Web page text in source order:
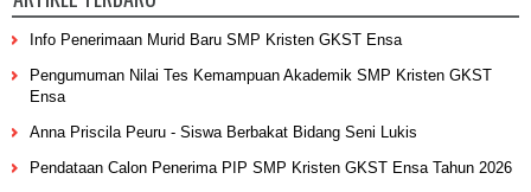
Info Penerimaan Murid Baru SMP Kristen GKST Ensa
Pengumuman Nilai Tes Kemampuan Akademik SMP Kristen GKST
Ensa
Anna Priscila Peuru - Siswa Berbakat Bidang Seni Lukis
Pendataan Calon Penerima PIP SMP Kristen GKST Ensa Tahun 2026